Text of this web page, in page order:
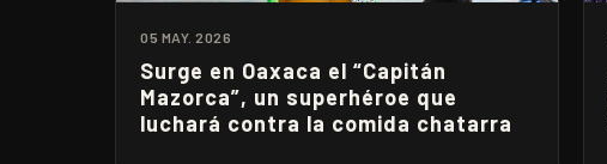
05 MAY. 2026
Surge en Oaxaca el “Capitán
Mazorca”, un superhéroe que
luchará contra la comida chatarra